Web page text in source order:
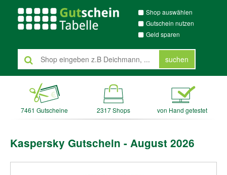
Shop auswählen
Gutschein nutzen
Geld sparen
suchen
7461 Gutscheine 2317 Shops von Hand getestet
Kaspersky Gutschein - August 2026